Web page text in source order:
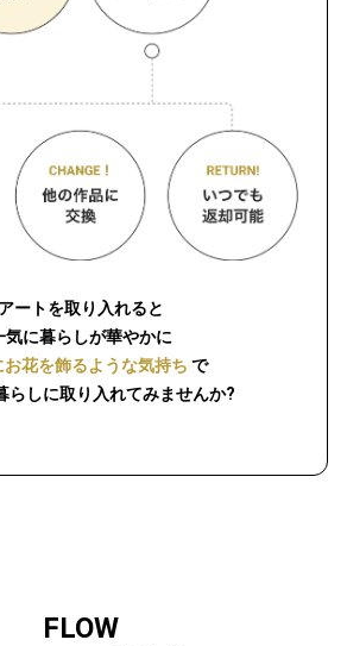
アートを取り入れると
気に暮らしが華やかに
お花を飾るような気持ち で
らしに取り入れてみませんか?
FLOW